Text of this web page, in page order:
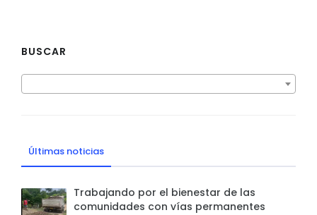
BUSCAR
Últimas noticias
Trabajando por el bienestar de las
comunidades con vías permanentes